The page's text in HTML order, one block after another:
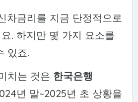
차금리를 지금 단정적으로
. 하지만 몇 가지 요소를
있죠.
치는 것은 한국은행
년 말~2025년 초 상황을